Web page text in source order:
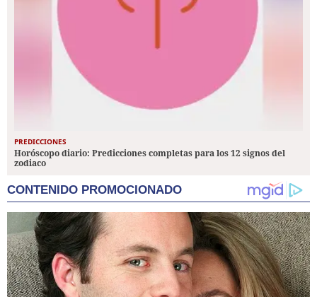
PREDICCIONES
Horóscopo diario: Predicciones completas para los 12 signos del
zodiaco
CONTENIDO PROMOCIONADO